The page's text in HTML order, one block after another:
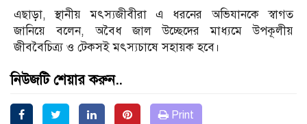
এছাড়া, স্থানীয় মৎস্যজীবীরা এ ধরনের অভিযানকে স্বাগত
জানিয়ে বলেন, অবৈধ জাল উচ্ছেদের মাধ্যমে উপকূলীয়
জীববৈচিত্র্য ও টেকসই মৎস্যচাষে সহায়ক হবে।
নিউজটি শেয়ার করুন..
Print